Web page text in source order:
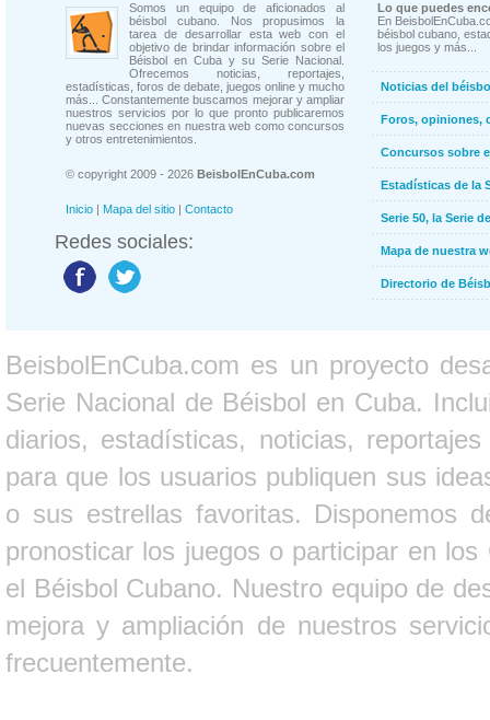
Somos un equipo de aficionados al
béisbol cubano. Nos propusimos la
tarea de desarrollar esta web con el
objetivo de brindar información sobre el
Béisbol en Cuba y su Serie Nacional.
Ofrecemos noticias, reportajes,
estadísticas, foros de debate, juegos online y mucho
más... Constantemente buscamos mejorar y ampliar
nuestros servicios por lo que pronto publicaremos
nuevas secciones en nuestra web como concursos
y otros entretenimientos.
© copyright 2009 - 2026 BeisbolEnCuba.com
Inicio | Mapa del sitio | Contacto
Redes sociales:
Lo que puedes
En
béisbol cubano,
los juegos y más...
Noticias del
Foros, opiniones,
Concursos sobre
Estadísticas de la
Serie 50, la Serie
Mapa de nuestra
Directorio de
BeisbolEnCuba.com es un proyecto
Serie Nacional de Béisbol en Cuba.
diarios, estadísticas, noticias,
para que los usuarios publiquen sus
o sus estrellas favoritas. Disponemos
pronosticar los juegos o participar en
el Béisbol Cubano. Nuestro equipo de
mejora y ampliación de nuestros
frecuentemente.